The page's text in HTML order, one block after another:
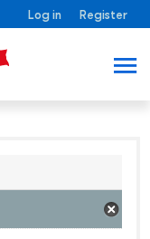
Log in Register